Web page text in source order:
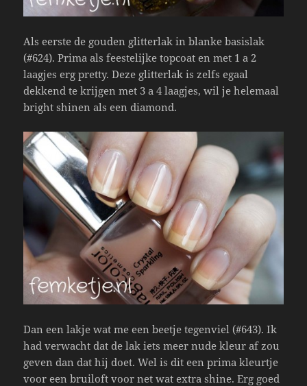
Als eerste de gouden glitterlak in blanke basislak
(#624). Prima als feestelijke topcoat en met 1 a 2
laagjes erg pretty. Deze glitterlak is zelfs egaal
dekkend te krijgen met 3 a 4 laagjes, wil je helemaal
bright shinen als een diamond.
Dan een lakje wat me een beetje tegenviel (#643). Ik
had verwacht dat de lak iets meer nude kleur af zou
geven dan dat hij doet. Wel is dit een prima kleurtje
voor een bruiloft voor net wat extra shine. Erg goed